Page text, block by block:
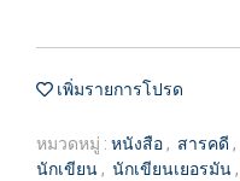
เพิ่มรายการโปรด
หมวดหมู่ : หนังสือ , สารคดี ,
นักเขียน , นักเขียนเยอรมัน ,